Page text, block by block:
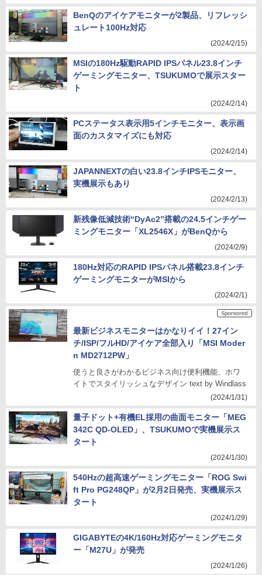
BenQのアイケアモニターが2製品、リフレッシ
ュレート100Hz対応
(2024/2/15)
MSIの180Hz駆動RAPID IPSパネル23.8インチ
ゲーミングモニター、TSUKUMOで展示スター
ト
(2024/2/14)
PCステータス表示用5インチモニター、表示画
面のカスタマイズにも対応
(2024/2/14)
JAPANNEXTの白い23.8インチIPSモニター、
実機展示もあり
(2024/2/13)
新残像低減技術“DyAc2”搭載の24.5インチゲー
ミングモニター「XL2546X」がBenQから
(2024/2/9)
180Hz対応のRAPID IPSパネル搭載23.8インチ
ゲーミングモニターがMSIから
(2024/2/1)
最新ビジネスモニターはかなりイイ！27イン
チ/ISP/フルHD/アイケア全部入り「MSI Moder
n MD2712PW」
使うと良さがわかるビジネス向け便利機能、ホワ
イトでスタイリッシュなデザイン text by Windlass
(2024/1/31)
量子ドット+有機EL採用の曲面モニター「MEG
342C QD-OLED」、TSUKUMOで実機展示ス
タート
(2024/1/30)
540Hzの超高速ゲーミングモニター「ROG Swi
ft Pro PG248QP」が2月2日発売、実機展示ス
タート
(2024/1/29)
GIGABYTEの4K/160Hz対応ゲーミングモニタ
ー「M27U」が発売
(2024/1/26)